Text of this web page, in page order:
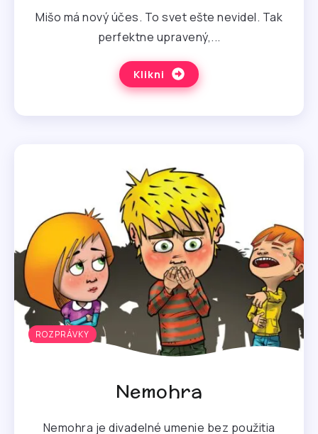
Mišo má nový účes. To svet ešte nevidel. Tak
perfektne upravený,...
Klikni
ROZPRÁVKY
Nemohra
Nemohra je divadelné umenie bez použitia